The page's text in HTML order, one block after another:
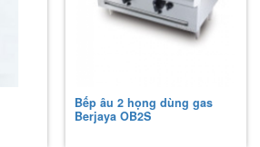
Bếp âu 2 họng dùng gas
Berjaya OB2S